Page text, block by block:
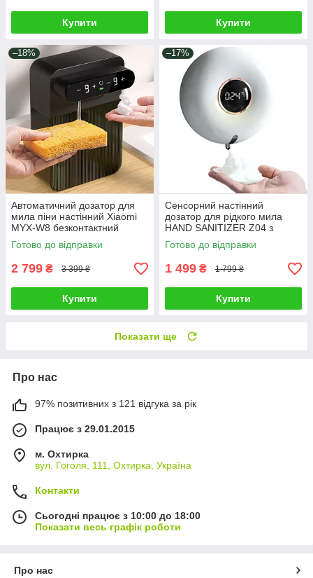
Купити Купити
–18%
Автоматичний дозатор для
мила піни настінний Xiaomi
MYX-W8 безконтактний
сенсорний диспенсер
дозатор пінного мила і
Готово до відправки
2 799 ₴ 3 399 ₴
Купити
–17%
Сенсорний настінний
дозатор для рідкого мила
HAND SANITIZER Z04 з
датчиком температури, Білий
Готово до відправки
1 499 ₴ 1 799 ₴
Купити
Показати ще
Про нас
97% позитивних з 121 відгука за рік
Працює з 29.01.2015
м. Охтирка
вул. Гоголя, 111, Охтирка, Україна
Контакти
Сьогодні працює з 10:00 до 18:00
Показати весь графік роботи
Про нас